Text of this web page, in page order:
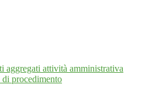
aggregati attività amministrativa
procedimento